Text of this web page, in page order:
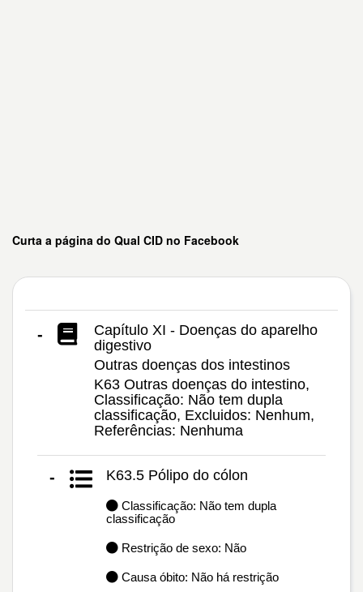
Curta a página do Qual CID no Facebook
-
Capítulo XI - Doenças do aparelho
digestivo
Outras doenças dos intestinos
K63 Outras doenças do intestino,
Classificação: Não tem dupla
classificação, Excluidos: Nenhum,
Referências: Nenhuma
- K63.5 Pólipo do cólon
Classificação: Não tem dupla
classificação
Restrição de sexo: Não
Causa óbito: Não há restrição